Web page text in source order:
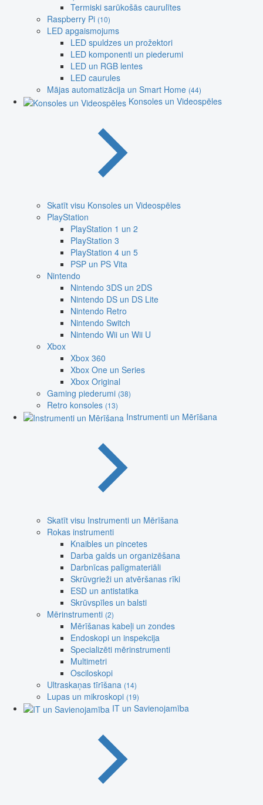
Termiski sarūkošās caurulītes
Raspberry Pi (10)
LED apgaismojums
LED spuldzes un prožektori
LED komponenti un piederumi
LED un RGB lentes
LED caurules
Mājas automatizācija un Smart Home (44)
Konsoles un Videospēles
Skatīt visu Konsoles un Videospēles
PlayStation
PlayStation 1 un 2
PlayStation 3
PlayStation 4 un 5
PSP un PS Vita
Nintendo
Nintendo 3DS un 2DS
Nintendo DS un DS Lite
Nintendo Retro
Nintendo Switch
Nintendo Wii un Wii U
Xbox
Xbox 360
Xbox One un Series
Xbox Original
Gaming piederumi (38)
Retro konsoles (13)
Instrumenti un Mērīšana
Skatīt visu Instrumenti un Mērīšana
Rokas instrumenti
Knaibles un pincetes
Darba galds un organizēšana
Darbnīcas palīgmateriāli
Skrūvgrieži un atvēršanas rīki
ESD un antistatika
Skrūvspīles un balsti
Mērinstrumenti (2)
Mērīšanas kabeļi un zondes
Endoskopi un inspekcija
Specializēti mērinstrumenti
Multimetri
Osciloskopi
Ultraskaņas tīrīšana (14)
Lupas un mikroskopi (19)
IT un Savienojamība